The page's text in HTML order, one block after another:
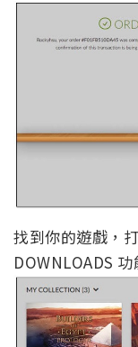
找到你的遊戲，
DOWNLOADS 功